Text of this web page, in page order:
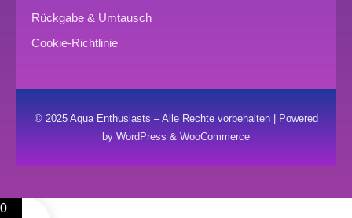
Rückgabe & Umtausch
Cookie-Richtlinie
© 2025 Aqua Enthusiasts – Alle Rechte vorbehalten | Powered
by WordPress & WooCommerce
0